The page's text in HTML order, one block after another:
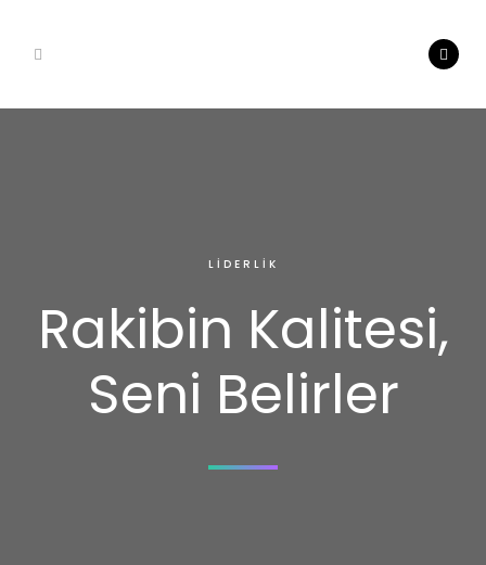
LIDERLIK
Rakibin Kalitesi,
Seni Belirler